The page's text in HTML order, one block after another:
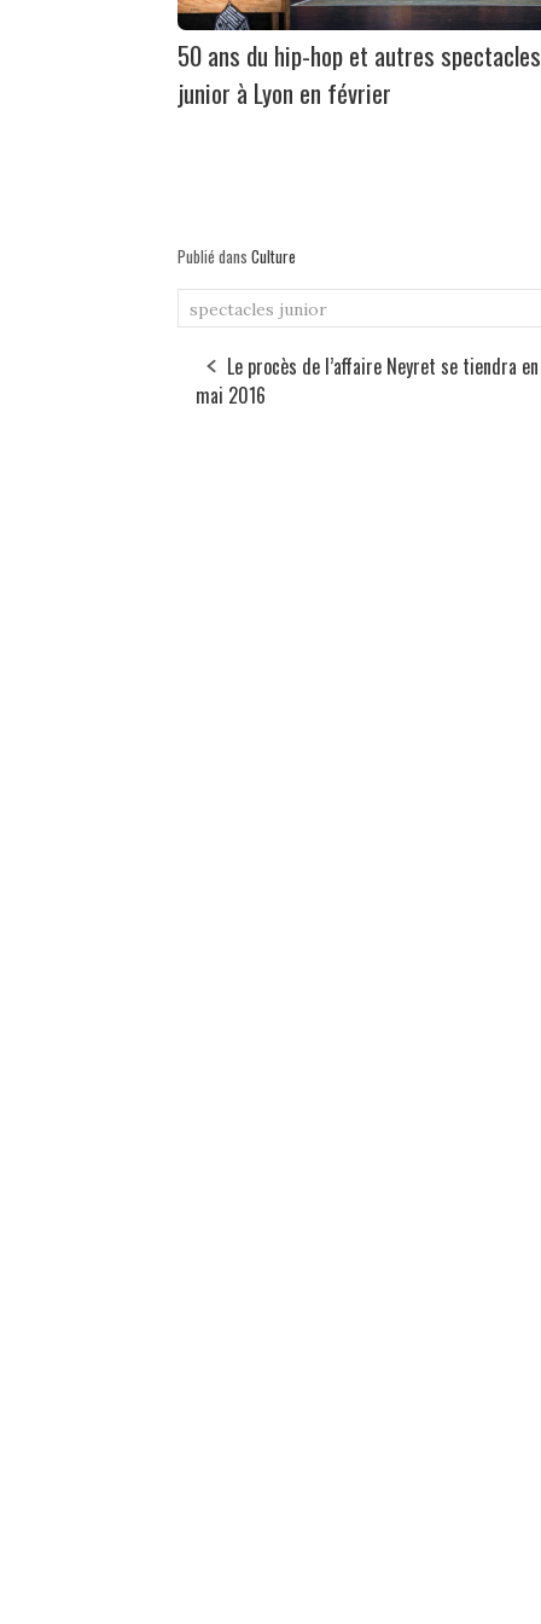
50 ans du hip-hop et autres spectacles
junior à Lyon en février
Publié dans Culture
spectacles junior
Le procès de l’affaire Neyret se tiendra en
mai 2016